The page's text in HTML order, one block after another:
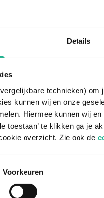
Details
technieken)
kunnen wij en onze
Hiermee kunnen wij
toestaan’ te klikken ga je
overzicht. Zie ook de
Voorkeuren
4producten
Ficus
en
De uitstraling van de
die bekend staat om
wat de plant een luxe
volle, weelderige